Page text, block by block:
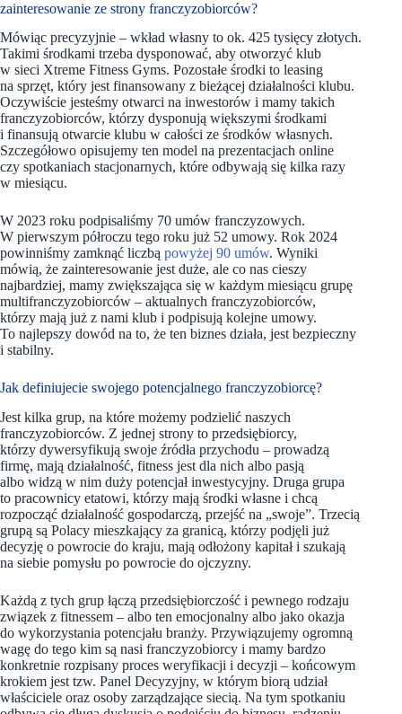
zainteresowanie ze strony franczyzobiorców?
Mówiąc precyzyjnie – wkład własny to ok. 425 tysięcy złotych.
Takimi środkami trzeba dysponować, aby otworzyć klub
w sieci Xtreme Fitness Gyms. Pozostałe środki to leasing
na sprzęt, który jest finansowany z bieżącej działalności klubu.
Oczywiście jesteśmy otwarci na inwestorów i mamy takich
franczyzobiorców, którzy dysponują większymi środkami
i finansują otwarcie klubu w całości ze środków własnych.
Szczegółowo opisujemy ten model na prezentacjach online
czy spotkaniach stacjonarnych, które odbywają się kilka razy
w miesiącu.
W 2023 roku podpisaliśmy 70 umów franczyzowych.
W pierwszym półroczu tego roku już 52 umowy. Rok 2024
powinniśmy zamknąć liczbą powyżej 90 umów. Wyniki
mówią, że zainteresowanie jest duże, ale co nas cieszy
najbardziej, mamy zwiększająca się w każdym miesiącu grupę
multifranczyzobiorców – aktualnych franczyzobiorców,
którzy mają już z nami klub i podpisują kolejne umowy.
To najlepszy dowód na to, że ten biznes działa, jest bezpieczny
i stabilny.
Jak definiujecie swojego potencjalnego franczyzobiorcę?
Jest kilka grup, na które możemy podzielić naszych
franczyzobiorców. Z jednej strony to przedsiębiorcy,
którzy dywersyfikują swoje źródła przychodu – prowadzą
firmę, mają działalność, fitness jest dla nich albo pasją
albo widzą w nim duży potencjał inwestycyjny. Druga grupa
to pracownicy etatowi, którzy mają środki własne i chcą
rozpocząć działalność gospodarczą, przejść na „swoje”. Trzecią
grupą są Polacy mieszkający za granicą, którzy podjęli już
decyzję o powrocie do kraju, mają odłożony kapitał i szukają
na siebie pomysłu po powrocie do ojczyzny.
Każdą z tych grup łączą przedsiębiorczość i pewnego rodzaju
związek z fitnessem – albo ten emocjonalny albo jako okazja
do wykorzystania potencjału branży. Przywiązujemy ogromną
wagę do tego kim są nasi franczyzobiorcy i mamy bardzo
konkretnie rozpisany proces weryfikacji i decyzji – końcowym
krokiem jest tzw. Panel Decyzyjny, w którym biorą udział
właściciele oraz osoby zarządzające siecią. Na tym spotkaniu